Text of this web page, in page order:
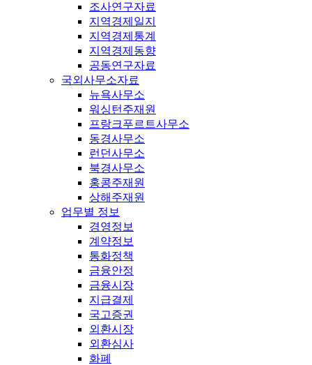
조사연구자료
지역경제일지
지역경제통계
지역경제동향
공동연구자료
국외사무소자료
뉴욕사무소
워싱턴주재원
프랑크푸르트사무소
동경사무소
런던사무소
북경사무소
홍콩주재원
상해주재원
업무별 정보
경영정보
계약정보
통화정책
금융안정
금융시장
지급결제
국고증권
외환시장
외환심사
화폐